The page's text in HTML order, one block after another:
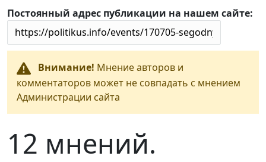
Постоянный адрес публикации на нашем сайте:
Внимание! Мнение авторов и
комментаторов может не совпадать с мнением
Администрации сайта
12 мнений.